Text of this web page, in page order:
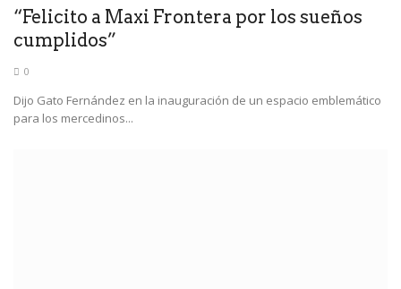
“Felicito a Maxi Frontera por los sueños
cumplidos”
0
Dijo Gato Fernández en la inauguración de un espacio emblemático
para los mercedinos...